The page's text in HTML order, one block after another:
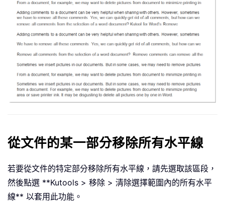
從文件的某一部分移除所有水平線
若要從文件的特定部分移除所有水平線，請先選取該區段，
然後點選 **Kutools > 移除 > 清除選擇範圍內的所有水平
線** 以套用此功能。